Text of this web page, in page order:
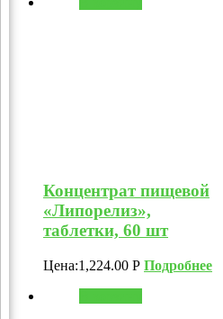
Концентрат пищевой
«Липорелиз»,
таблетки, 60 шт
Цена:1,224.00 Р Подробнее